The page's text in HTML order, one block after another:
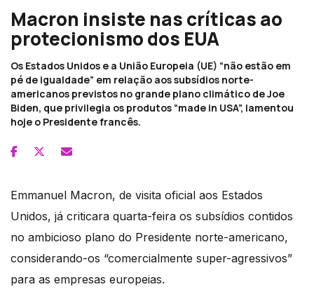
Macron insiste nas críticas ao
protecionismo dos EUA
Os Estados Unidos e a União Europeia (UE) “não estão em
pé de igualdade” em relação aos subsídios norte-
americanos previstos no grande plano climático de Joe
Biden, que privilegia os produtos “made in USA”, lamentou
hoje o Presidente francês.
Emmanuel Macron, de visita oficial aos Estados
Unidos, já criticara quarta-feira os subsídios contidos
no ambicioso plano do Presidente norte-americano,
considerando-os “comercialmente super-agressivos”
para as empresas europeias.